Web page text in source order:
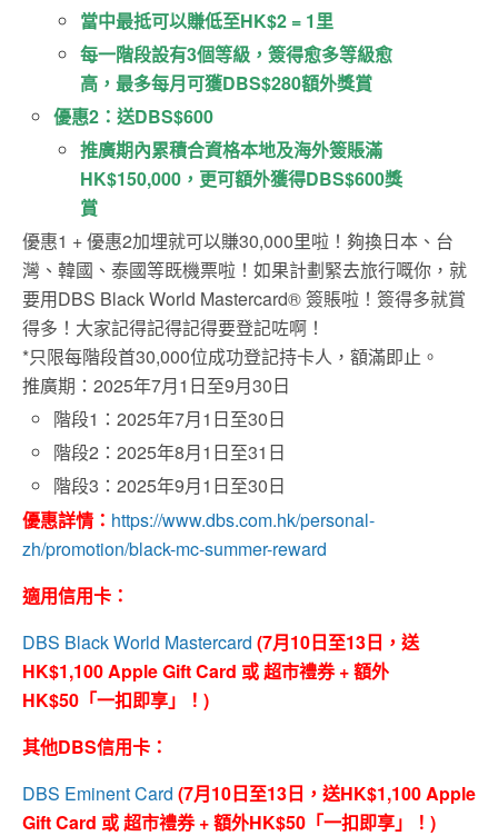
當中最抵可以賺低至HK$2 = 1里
每一階段設有3個等級，簽得愈多等級愈
高，最多每月可獲DBS$280額外獎賞
優惠2：送DBS$600
推廣期內累積合資格本地及海外簽賬滿
HK$150,000，更可額外獲得DBS$600獎
賞
優惠1 + 優惠2加埋就可以賺30,000里啦！夠換日本、台
灣、韓國、泰國等既機票啦！如果計劃緊去旅行嘅你，就
要用DBS Black World Mastercard® 簽賬啦 ！ 簽得多就賞
得多！大家記得記得記得要登記咗啊 ！
*只限每階段首30,000位成功登記持卡人，額滿即止。
推廣期：2025年7月1日至9月30日
階段1：2025年7月1日至30日
階段2：2025年8月1日至31日
階段3：2025年9月1日至30日
優惠詳情： https://www.dbs.com.hk/personal-
zh/promotion/black-mc-summer-reward
適用信用卡：
DBS Black World Mastercard (7月10日至13日，送
HK$1,100 Apple Gift Card 或 超市禮券 + 額外
HK$50「一扣即享」！)
其他DBS信用卡：
DBS Eminent Card (7月10日至13日，送HK$1,100 Apple
Gift Card 或 超市禮券 + 額外HK$50「一扣即享」！)